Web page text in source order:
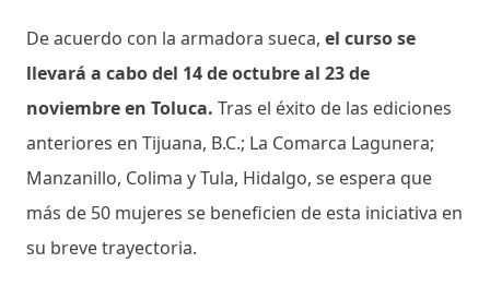
De acuerdo con la armadora sueca, el curso se
llevará a cabo del 14 de octubre al 23 de
noviembre en Toluca. Tras el éxito de las ediciones
anteriores en Tijuana, B.C.; La Comarca Lagunera;
Manzanillo, Colima y Tula, Hidalgo, se espera que
más de 50 mujeres se beneficien de esta iniciativa en
su breve trayectoria.